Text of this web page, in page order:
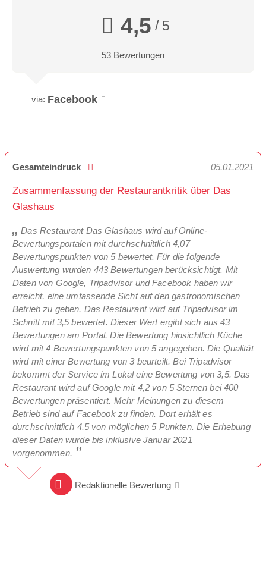
4,5 / 5
53 Bewertungen
via: Facebook
Gesamteindruck 05.01.2021
Zusammenfassung der Restaurantkritik über Das
Glashaus
Das Restaurant Das Glashaus wird auf Online-
Bewertungsportalen mit durchschnittlich 4,07
Bewertungspunkten von 5 bewertet. Für die folgende
Auswertung wurden 443 Bewertungen berücksichtigt. Mit
Daten von Google, Tripadvisor und Facebook haben wir
erreicht, eine umfassende Sicht auf den gastronomischen
Betrieb zu geben. Das Restaurant wird auf Tripadvisor im
Schnitt mit 3,5 bewertet. Dieser Wert ergibt sich aus 43
Bewertungen am Portal. Die Bewertung hinsichtlich Küche
wird mit 4 Bewertungspunkten von 5 angegeben. Die Qualität
wird mit einer Bewertung von 3 beurteilt. Bei Tripadvisor
bekommt der Service im Lokal eine Bewertung von 3,5. Das
Restaurant wird auf Google mit 4,2 von 5 Sternen bei 400
Bewertungen präsentiert. Mehr Meinungen zu diesem
Betrieb sind auf Facebook zu finden. Dort erhält es
durchschnittlich 4,5 von möglichen 5 Punkten. Die Erhebung
dieser Daten wurde bis inklusive Januar 2021
vorgenommen.
Redaktionelle Bewertung